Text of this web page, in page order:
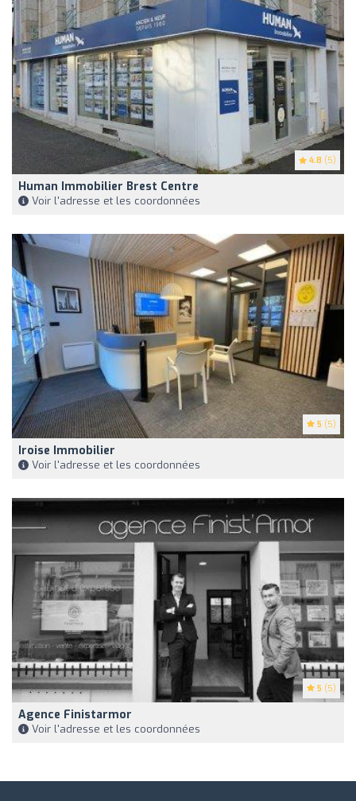
4.8 (5)
Human Immobilier Brest Centre
Voir l'adresse et les coordonnées
5 (5)
Iroise Immobilier
Voir l'adresse et les coordonnées
5 (5)
Agence Finistarmor
Voir l'adresse et les coordonnées